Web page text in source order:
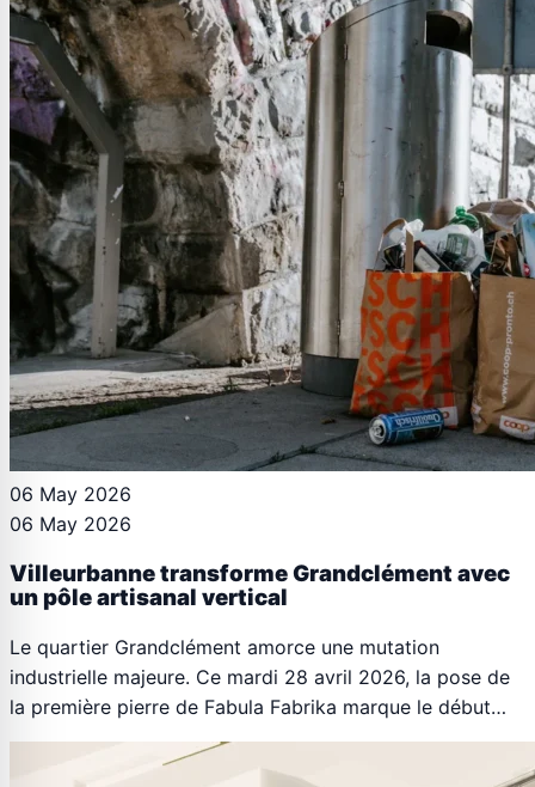
06 May 2026
06 May 2026
Villeurbanne transforme Grandclément avec
un pôle artisanal vertical
Le quartier Grandclément amorce une mutation
industrielle majeure. Ce mardi 28 avril 2026, la pose de
la première pierre de Fabula Fabrika marque le début…